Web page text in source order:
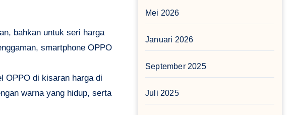
bahkan untuk seri harga
smartphone OPPO
OPPO di kisaran harga di
warna yang hidup, serta
Mei 2026
Januari 2026
September 2025
Juli 2025